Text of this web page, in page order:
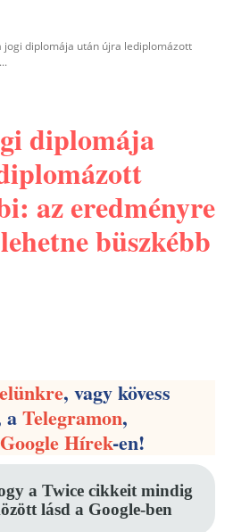
jogi diplomája után újra lediplomázott
diplomája
az eredményre
büszkébb
, vagy kövess
aTelegramon,
Google Hírek-en!
a Twice cikkeit mindig
lásd a Google-ben